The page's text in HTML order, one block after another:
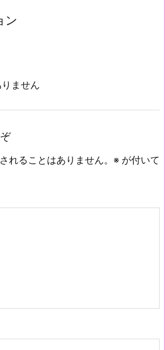
ン
ません
れることはありません。 ※ が付いて